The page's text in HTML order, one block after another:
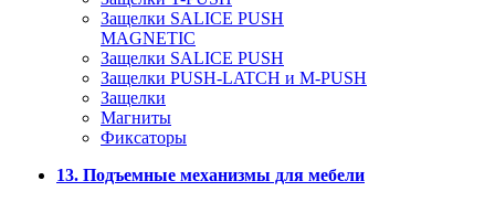
Защелки SALICE PUSH
MAGNETIC
Защелки SALICE PUSH
Защелки PUSH-LATCH и M-PUSH
Защелки
Магниты
Фиксаторы
13. Подъемные механизмы для мебели